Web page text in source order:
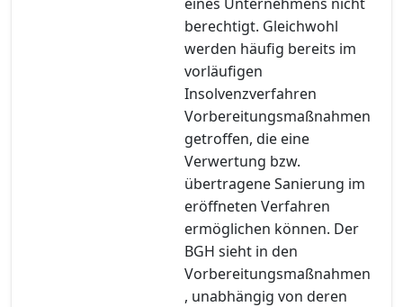
berechtigt. Gleichwohl
werden häufig bereits im
vorläufigen
Insolvenzverfahren
Vorbereitungsmaßnahmen
getroffen, die eine
Verwertung bzw.
übertragene Sanierung im
eröffneten Verfahren
ermöglichen können. Der
BGH sieht in den
Vorbereitungsmaßnahmen
, unabhängig von deren